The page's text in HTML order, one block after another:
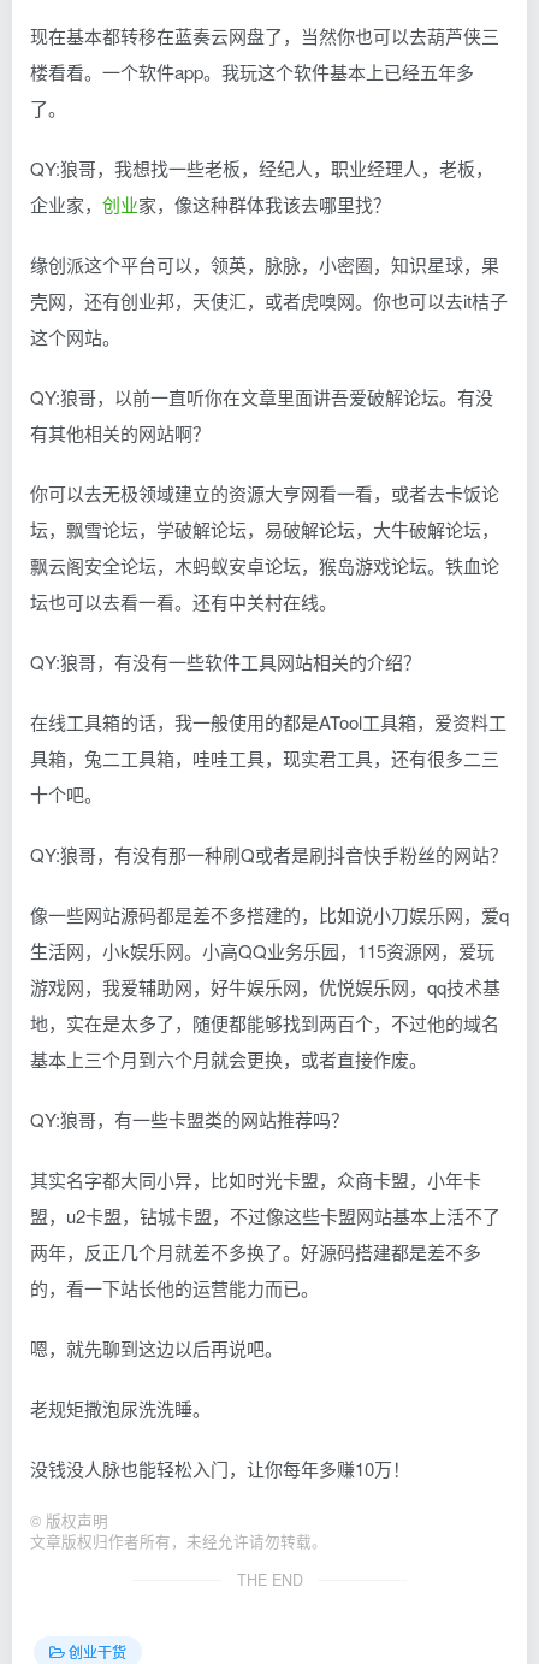
现在基本都转移在蓝奏云网盘了，当然你也可以去葫芦侠三
楼看看。一个软件app。我玩这个软件基本上已经五年多
了。
QY:狼哥，我想找一些老板，经纪人，职业经理人，老板，
企业家， 创业家，像这种群体我该去哪里找？
缘创派这个平台可以，领英，脉脉，小密圈，知识星球，果
壳网，还有创业邦，天使汇，或者虎嗅网。你也可以去it桔子
这个网站。
QY:狼哥，以前一直听你在文章里面讲吾爱破解论坛。有没
有其他相关的网站啊？
你可以去无极领域建立的资源大亨网看一看，或者去卡饭论
坛，飘雪论坛，学破解论坛，易破解论坛，大牛破解论坛，
飘云阁安全论坛，木蚂蚁安卓论坛，猴岛游戏论坛。铁血论
坛也可以去看一看。还有中关村在线。
QY:狼哥，有没有一些软件工具网站相关的介绍？
在线工具箱的话，我一般使用的都是ATool工具箱，爱资料工
具箱，兔二工具箱，哇哇工具，现实君工具，还有很多二三
十个吧。
QY:狼哥，有没有那一种刷Q或者是刷抖音快手粉丝的网站？
像一些网站源码都是差不多搭建的，比如说小刀娱乐网，爱q
生活网，小k娱乐网。小高QQ业务乐园，115资源网，爱玩
游戏网，我爱辅助网，好牛娱乐网，优悦娱乐网，qq技术基
地，实在是太多了，随便都能够找到两百个，不过他的域名
基本上三个月到六个月就会更换，或者直接作废。
QY:狼哥，有一些卡盟类的网站推荐吗？
其实名字都大同小异，比如时光卡盟，众商卡盟，小年卡
盟，u2卡盟，钻城卡盟，不过像这些卡盟网站基本上活不了
两年，反正几个月就差不多换了。好源码搭建都是差不多
的，看一下站长他的运营能力而已。
嗯，就先聊到这边以后再说吧。
老规矩撒泡尿洗洗睡。
没钱没人脉也能轻松入门，让你每年多赚10万！
© 版权声明
文章版权归作者所有，未经允许请勿转载。
THE END
创业干货